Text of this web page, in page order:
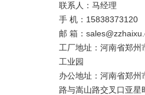
联系人：马经理
手 机：15838373120
邮 箱：
工厂地址：河南省郑州
工业园
办公地址：河南省郑州
路与嵩山路交叉口亚星